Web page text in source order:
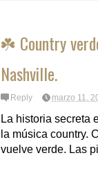
☘️ Country
Nashville.
Reply marzo 11,
La historia secreta
la música country.
vuelve verde. Las